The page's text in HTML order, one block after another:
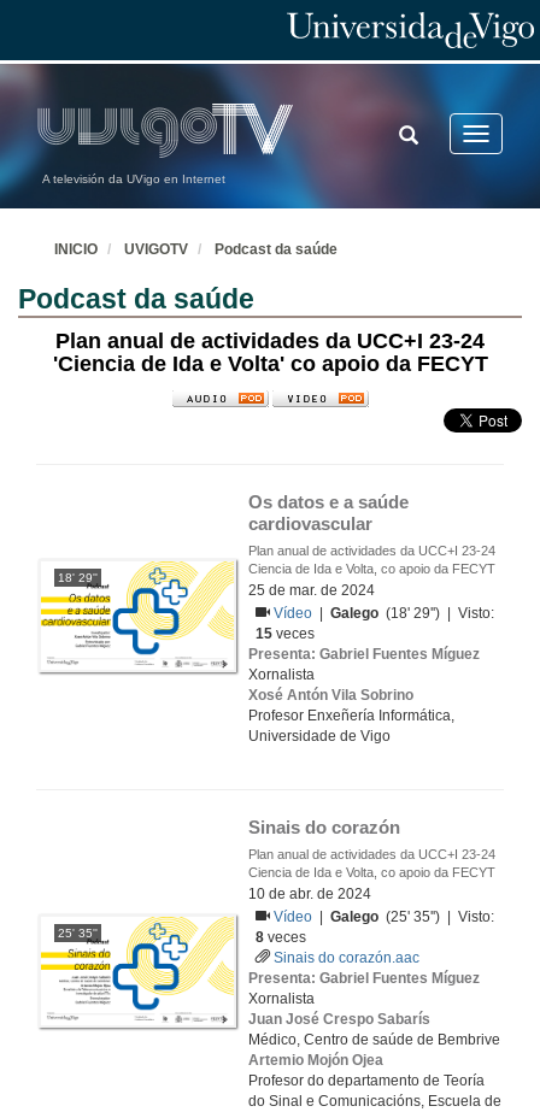
A televisión da UVigo en Internet
Toggle
TOGGLE
SEARCH
INICIO UVIGOTV Podcast da saúde
Podcast da saúde
Plan anual de actividades da UCC+I 23-24
'Ciencia de Ida e Volta' co apoio da FECYT
18' 29''
Os datos e a saúde
cardiovascular
Plan anual de actividades da UCC+I 23-24
Ciencia de Ida e Volta, co apoio da FECYT
25 de mar. de 2024
Vídeo
|Galego (18' 29'') | Visto:
15 veces
Presenta: Gabriel Fuentes Míguez
Xornalista
Xosé Antón Vila Sobrino
Profesor Enxeñería Informática,
Universidade de Vigo
25' 35''
Sinais do corazón
Plan anual de actividades da UCC+I 23-24
Ciencia de Ida e Volta, co apoio da FECYT
10 de abr. de 2024
Vídeo
|Galego (25' 35'') | Visto:
8 veces
Sinais do corazón.aac
Presenta: Gabriel Fuentes Míguez
Xornalista
Juan José Crespo Sabarís
Médico, Centro de saúde de Bembrive
Artemio Mojón Ojea
Profesor do departamento de Teoría
do Sinal e Comunicacións, Escuela de